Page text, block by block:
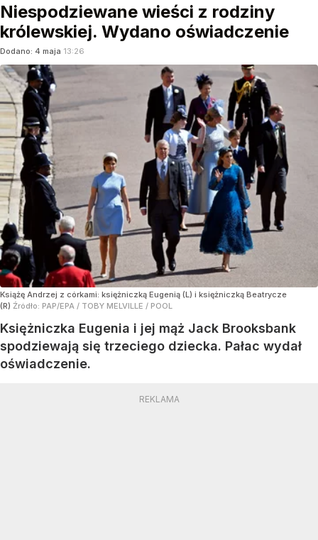
Niespodziewane wieści z rodziny
królewskiej. Wydano oświadczenie
Dodano: 4 maja 13:26
Książę Andrzej z córkami: księżniczką Eugenią (L) i księżniczką Beatrycze
(R) Źródło: PAP/EPA / TOBY MELVILLE / POOL
Księżniczka Eugenia i jej mąż Jack Brooksbank
spodziewają się trzeciego dziecka. Pałac wydał
oświadczenie.